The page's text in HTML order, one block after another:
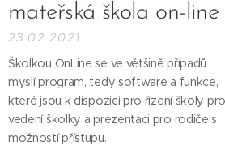
mateřská škola on-line
23.02.2021
Školkou OnLine se ve většině případů
myslí program, tedy software a funkce,
které jsou k dispozici pro řízení školy pro
vedení školky a prezentaci pro rodiče s
možností přístupu.